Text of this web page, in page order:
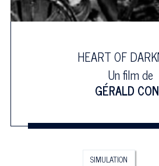
HEART OF
Un film de
GÉRALD
SIMULATION